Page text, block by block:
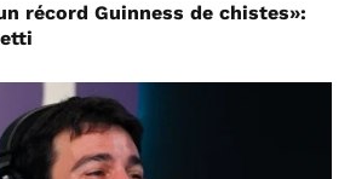
récord Guinness de chistes»: